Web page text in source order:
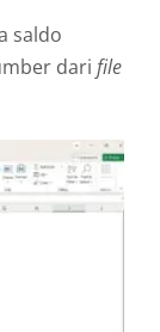
saldo
dari file